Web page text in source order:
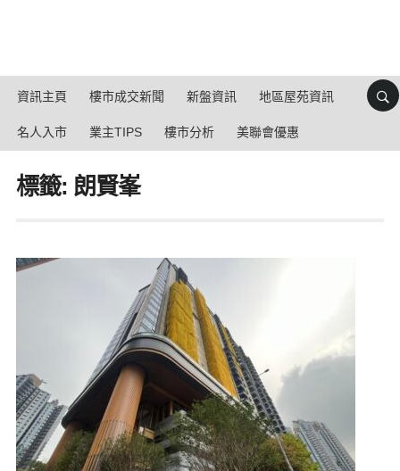
資訊主頁 樓市成交新聞 新盤資訊 地區屋苑資訊
名人入市 業主TIPS 樓市分析 美聯會優惠
標籤: 朗賢峯